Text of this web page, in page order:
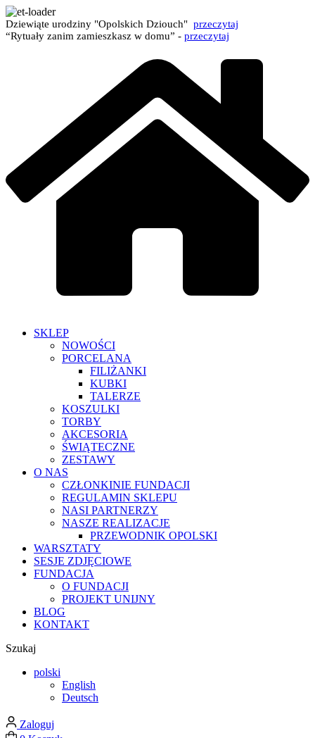
Dziewiąte urodziny "Opolskich Dziouch" przeczytaj
“Rytuały zanim zamieszkasz w domu” - przeczytaj
SKLEP
NOWOŚCI
PORCELANA
FILIŻANKI
KUBKI
TALERZE
KOSZULKI
TORBY
AKCESORIA
ŚWIĄTECZNE
ZESTAWY
O NAS
CZŁONKINIE FUNDACJI
REGULAMIN SKLEPU
NASI PARTNERZY
NASZE REALIZACJE
PRZEWODNIK OPOLSKI
WARSZTATY
SESJE ZDJĘCIOWE
FUNDACJA
O FUNDACJI
PROJEKT UNIJNY
BLOG
KONTAKT
Szukaj
polski
English
Deutsch
Zaloguj